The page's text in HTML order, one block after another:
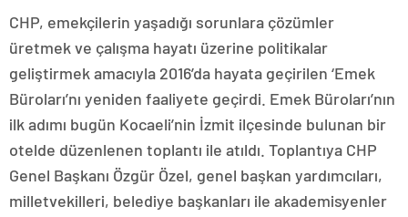
CHP, emekçilerin yaşadığı sorunlara çözümler
üretmek ve çalışma hayatı üzerine politikalar
geliştirmek amacıyla 2016’da hayata geçirilen ‘Emek
Büroları’nı yeniden faaliyete geçirdi. Emek Büroları’nın
ilk adımı bugün Kocaeli’nin İzmit ilçesinde bulunan bir
otelde düzenlenen toplantı ile atıldı. Toplantıya CHP
Genel Başkanı Özgür Özel, genel başkan yardımcıları,
milletvekilleri, belediye başkanları ile akademisyenler